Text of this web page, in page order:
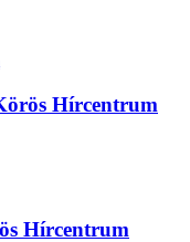
Hírcentrum
Hírcentrum